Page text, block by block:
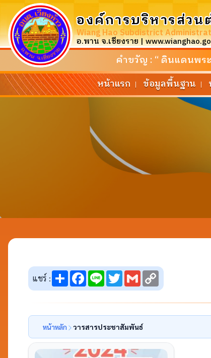
องค์การบริหารส่วน
Wiang Hao Subdistrict
อ.พาน จ.เชียงราย |
คำขวัญ : “ ดินแดนพร
หน้าแรก | ข้อมูลพื้นฐาน |
แชร์ : ShareFacebook
Line TwitterGmail
หน้าหลัก วารสารประชาสัมพันธ์